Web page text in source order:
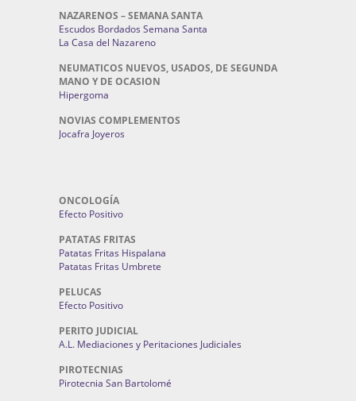
NAZARENOS – SEMANA SANTA
Escudos Bordados Semana Santa
La Casa del Nazareno
NEUMATICOS NUEVOS, USADOS, DE SEGUNDA
MANO Y DE OCASION
Hipergoma
NOVIAS COMPLEMENTOS
Jocafra Joyeros
ONCOLOGÍA
Efecto Positivo
PATATAS FRITAS
Patatas Fritas Hispalana
Patatas Fritas Umbrete
PELUCAS
Efecto Positivo
PERITO JUDICIAL
A.L. Mediaciones y Peritaciones Judiciales
PIROTECNIAS
Pirotecnia San Bartolomé